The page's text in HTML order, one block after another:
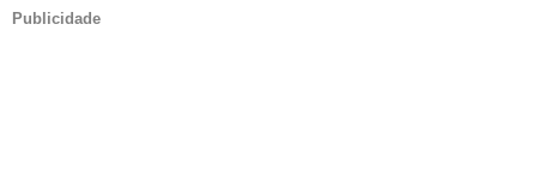
Publicidade